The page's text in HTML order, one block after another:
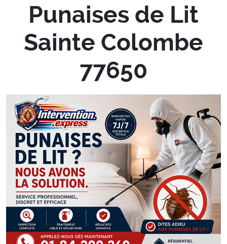
Punaises de Lit
Sainte Colombe
77650